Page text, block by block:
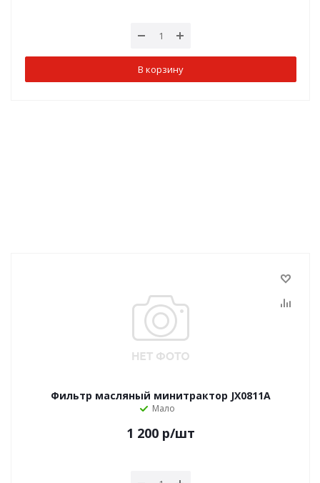
В корзину
Фильтр масляный минитрактор JX0811A
Мало
1 200 р/шт